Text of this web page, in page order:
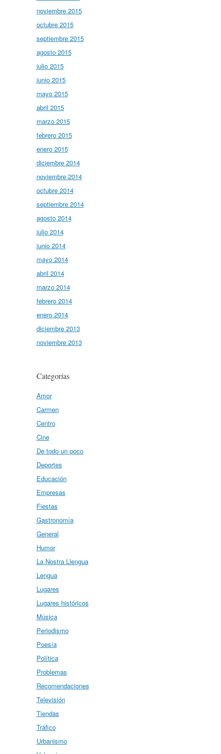
noviembre 2015
octubre 2015
septiembre 2015
agosto 2015
julio 2015
junio 2015
mayo 2015
abril 2015
marzo 2015
febrero 2015
enero 2015
diciembre 2014
noviembre 2014
octubre 2014
septiembre 2014
agosto 2014
julio 2014
junio 2014
mayo 2014
abril 2014
marzo 2014
febrero 2014
enero 2014
diciembre 2013
noviembre 2013
Categorías
Amor
Carmen
Centro
Cine
De todo un poco
Deportes
Educación
Empresas
Fiestas
Gastronomía
General
Humor
La Nostra Llengua
Lengua
Lugares
Lugares históricos
Música
Periodismo
Poesía
Política
Problemas
Recomendaciones
Televisión
Tiendas
Tráfico
Urbanismo